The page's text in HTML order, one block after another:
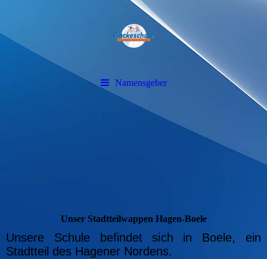
Namensgeber
Unser Stadtteilwappen Hagen-Boele
Unsere Schule befindet sich in Boele, ein
Stadtteil des Hagener Nordens.